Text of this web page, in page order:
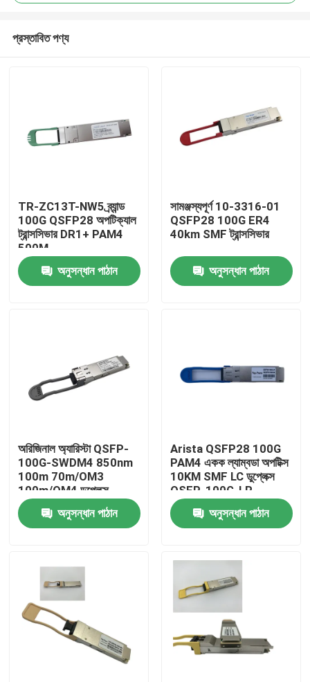
বাড়ি
আমাদের সম্পর্কে
মান নিয়ন্ত্রণ
যোগাযোগ করুন
এনভিডিয়া এআই পণ্য
400G/800G অপটিক্যাল মডিউল
প্রস্তাবিত পণ্য
TR-ZC13T-NW5 ব্র্যান্ড
100G QSFP28 অপটিক্যাল
ট্রান্সসিভার DR1+ PAM4
500M
অনুসন্ধান পাঠান
সামঞ্জস্যপূর্ণ 10-3316-01
QSFP28 100G ER4
40km SMF ট্রান্সসিভার
অনুসন্ধান পাঠান
অরিজিনাল অ্যারিস্টা QSFP-
100G-SWDM4 850nm
100m 70m/OM3
100m/OM4 ডুপ্লেক্স
এমএমএফ ট্রান্সিভার
অনুসন্ধান পাঠান
Arista QSFP28 100G
PAM4 একক ল্যাম্বডা অপটিক্স
10KM SMF LC ডুপ্লেক্স
QSFP-100G-LR
অনুসন্ধান পাঠান